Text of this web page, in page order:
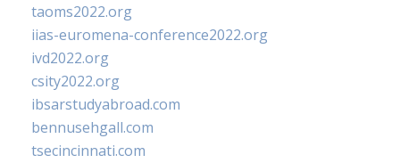
taoms2022.org
iias-euromena-conference2022.org
ivd2022.org
csity2022.org
ibsarstudyabroad.com
bennusehgall.com
tsecincinnati.com